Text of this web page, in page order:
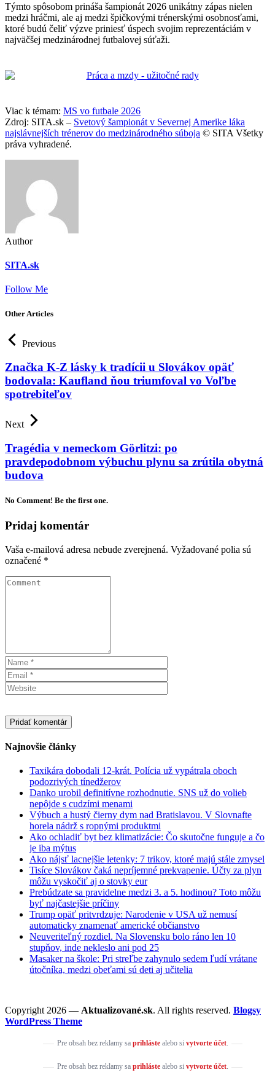
Týmto spôsobom prináša šampionát 2026 unikátny zápas nielen
medzi hráčmi, ale aj medzi špičkovými trénerskými osobnosťami,
ktoré budú čeliť výzve priniesť úspech svojim reprezentáciám v
najväčšej medzinárodnej futbalovej súťaži.
Viac k témam: MS vo futbale 2026
Zdroj: SITA.sk – Svetový šampionát v Severnej Amerike láka
najslávnejších trénerov do medzinárodného súboja © SITA Všetky
práva vyhradené.
Author
SITA.sk
Follow Me
Other Articles
Previous
Značka K-Z lásky k tradícii u Slovákov opäť
bodovala: Kaufland ňou triumfoval vo Voľbe
spotrebiteľov
Next
Tragédia v nemeckom Görlitzi: po
pravdepodobnom výbuchu plynu sa zrútila obytná
budova
No Comment! Be the first one.
Pridaj komentár
Vaša e-mailová adresa nebude zverejnená. Vyžadované polia sú
označené *
Najnovšie články
Taxikára dobodali 12-krát. Polícia už vypátrala oboch
podozrivých tínedžerov
Danko urobil definitívne rozhodnutie. SNS už do volieb
nepôjde s cudzími menami
Výbuch a hustý čierny dym nad Bratislavou. V Slovnafte
horela nádrž s ropnými produktmi
Ako ochladiť byt bez klimatizácie: Čo skutočne funguje a čo
je iba mýtus
Ako nájsť lacnejšie letenky: 7 trikov, ktoré majú stále zmysel
Tisíce Slovákov čaká nepríjemné prekvapenie. Účty za plyn
môžu vyskočiť aj o stovky eur
Prebúdzate sa pravidelne medzi 3. a 5. hodinou? Toto môžu
byť najčastejšie príčiny
Trump opäť pritvrdzuje: Narodenie v USA už nemusí
automaticky znamenať americké občianstvo
Neuveriteľný rozdiel. Na Slovensku bolo ráno len 10
stupňov, inde nekleslo ani pod 25
Masaker na škole: Pri streľbe zahynulo sedem ľudí vrátane
útočníka, medzi obeťami sú deti aj učitelia
Copyright 2026 — Aktualizované.sk. All rights reserved. Blogsy
WordPress Theme
Pre obsah bez reklamy sa prihlástealebo si vytvorte účet.